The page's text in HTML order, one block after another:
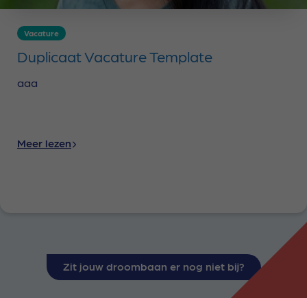
Vacature
Duplicaat Vacature Template
aaa
Meer lezen
Zit jouw droombaan er nog niet bij?